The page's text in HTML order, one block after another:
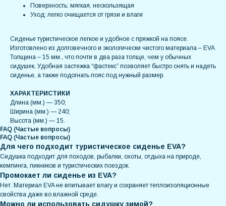
Поверхность: мягкая, нескользящая
Уход: легко очищается от грязи и влаги
Сиденье туристическое легкое и удобное с пряжкой на поясе.
Изготовлено из долговечного и экологически чистого материала – EVA
Толщина – 15 мм., что почти в два раза толще, чем у обычных
сидушек. Удобная застежка “фастекс” позволяет быстро снять и надеть
сиденье, а также подогнать пояс под нужный размер.
ХАРАКТЕРИСТИКИ
Длина (мм.) — 350;
Ширина (мм.) — 240;
Высота (мм.) — 15.
FAQ (Частые вопросы)
FAQ (Частые вопросы)
Для чего подходит туристическое сиденье EVA?
Сидушка подходит для походов, рыбалки, охоты, отдыха на природе,
кемпинга, пикников и туристических поездок.
Промокает ли сиденье из EVA?
Нет. Материал EVA не впитывает влагу и сохраняет теплоизоляционные
свойства даже во влажной среде.
Можно ли использовать сидушку зимой?